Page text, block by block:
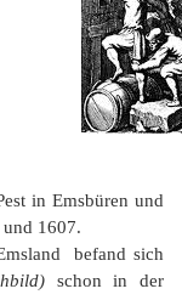
in Emsbüren und
1607.
befand sich
schon in der